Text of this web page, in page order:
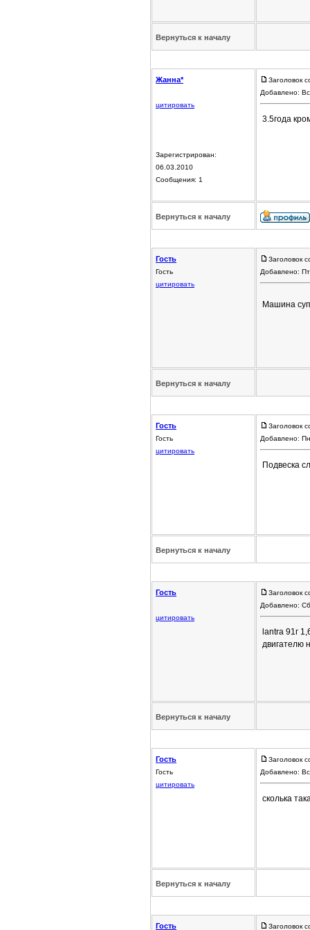
Вернуться к началу
Жанна*
цитировать
Зарегистрирован:
06.03.2010
Сообщения: 1
Заголовок
Добавлено:
3.5года
Вернуться к началу
Гость
Гость
цитировать
Заголовок
Добавлено:
Машина
Вернуться к началу
Гость
Гость
цитировать
Заголовок
Добавлено:
Подвеска
Вернуться к началу
Гость
цитировать
Заголовок
Добавлено:
lantra 91г
двигателю
Вернуться к началу
Гость
Гость
цитировать
Заголовок
Добавлено:
сколька
Вернуться к началу
Гость Заголовок